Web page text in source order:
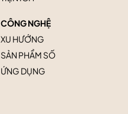
CÔNG NGHỆ
XU HƯỚNG
SẢN PHẨM SỐ
ỨNG DỤNG